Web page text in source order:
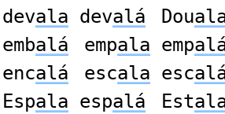
devala devalá Dou
embalá empala emp
encalá escala esc
Espala espalá Est